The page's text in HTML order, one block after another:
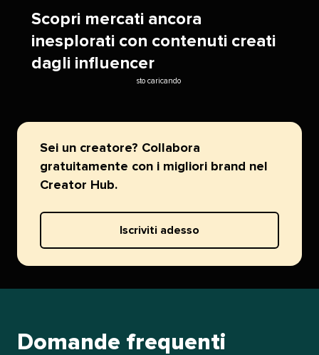
Scopri mercati ancora
inesplorati con contenuti creati
dagli influencer​​
sto caricando​​
Sei un creatore? Collabora
gratuitamente con i migliori brand nel
Creator Hub.​​
Iscriviti adesso​​
Domande frequenti​​